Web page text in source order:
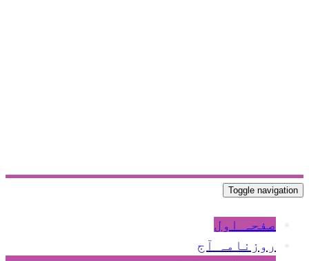
Toggle navigation
صفحہ اول
روزنامہ آج